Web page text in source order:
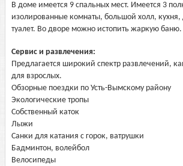
В доме имеется 9 спальных мест. Имеется 3
изолированные комнаты, большой холл,
туалет. Во дворе можно истопить жаркую баню.
Сервис и развлечения:
Предлагается широкий спектр развлечений,
для взрослых.
Обзорные поездки по Усть-Вымскому району
Экологические тропы
Собственный каток
Лыжи
Санки для катания с горок, ватрушки
Бадминтон, волейбол
Велосипеды